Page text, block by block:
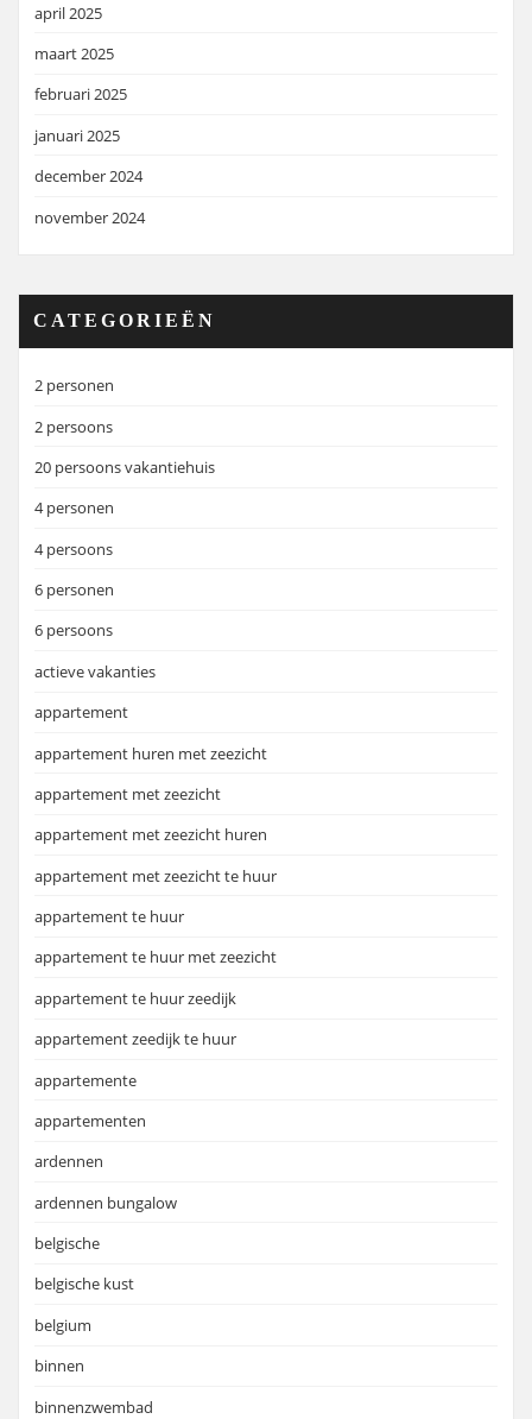
april 2025
maart 2025
februari 2025
januari 2025
december 2024
november 2024
CATEGORIEËN
2 personen
2 persoons
20 persoons vakantiehuis
4 personen
4 persoons
6 personen
6 persoons
actieve vakanties
appartement
appartement huren met zeezicht
appartement met zeezicht
appartement met zeezicht huren
appartement met zeezicht te huur
appartement te huur
appartement te huur met zeezicht
appartement te huur zeedijk
appartement zeedijk te huur
appartemente
appartementen
ardennen
ardennen bungalow
belgische
belgische kust
belgium
binnen
binnenzwembad